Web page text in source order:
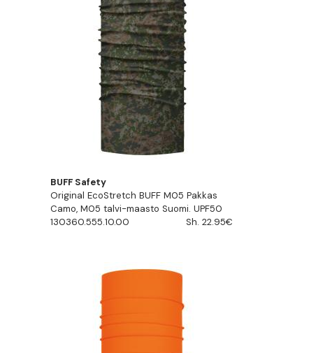
BUFF Safety
Original EcoStretch BUFF M05 Pakkas
Camo, M05 talvi-maasto Suomi. UPF50
130360.555.10.00
Sh. 22.95€